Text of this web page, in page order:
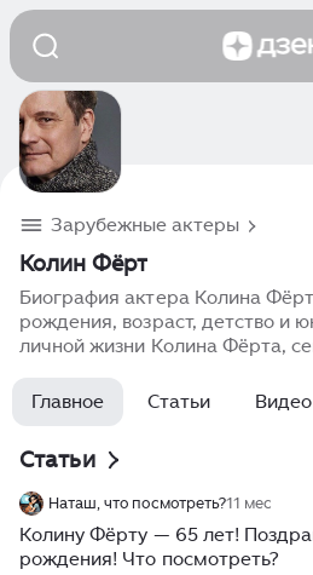
Зарубежные актеры
Колин Фёрт
Биография актера Колина
рождения, возраст, детство и
личной жизни Колина Фёрта,
фото, последние новости.
Главное Статьи Видео
Статьи
Наташ, что посмотреть?11 мес
Колину Фёрту — 65 лет!
рождения! Что посмотреть?